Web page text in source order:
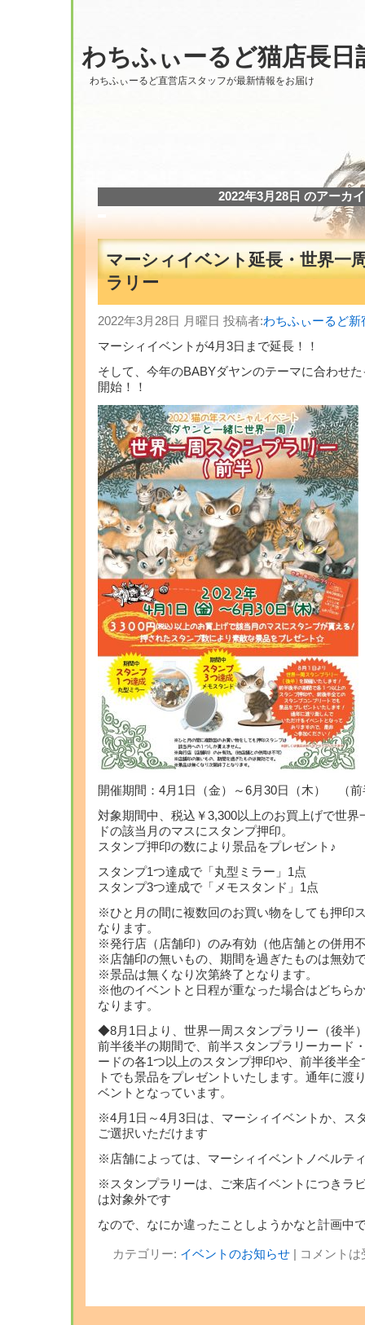
わちふぃーるど猫店長日
わちふぃーるど直営店スタッフが最新情報をお届け
2022年3月28日 のアーカ
マーシィイベント延長・世界一
ラリー
2022年3月28日 月曜日 投稿者:わちふぃーるど
マーシィイベントが4月3日まで延長！！
そして、今年のBABYダヤンのテーマに合わせ
開始！！
開催期間：4月1日（金）～6月30日（木） （前
対象期間中、税込￥3,300以上のお買上げで世界
ドの該当月のマスにスタンプ押印。
スタンプ押印の数により景品をプレゼント♪
スタンプ1つ達成で「丸型ミラー」1点
スタンプ3つ達成で「メモスタンド」1点
※ひと月の間に複数回のお買い物をしても押印
なります。
※発行店（店舗印）のみ有効（他店舗との併用
※店舗印の無いもの、期間を過ぎたものは無効
※景品は無くなり次第終了となります。
※他のイベントと日程が重なった場合はどちら
なります。
◆8月1日より、世界一周スタンプラリー（後半
前半後半の期間で、前半スタンプラリーカード
ードの各1つ以上のスタンプ押印や、前半後半
トでも景品をプレゼントいたします。通年に渡
ベントとなっています。
※4月1日～4月3日は、マーシィイベントか、ス
ご選択いただけます
※店舗によっては、マーシィイベントノベルテ
※スタンプラリーは、ご来店イベントにつきラ
は対象外です
なので、なにか違ったことしようかなと計画中
カテゴリー: イベントのお知らせ| コメント